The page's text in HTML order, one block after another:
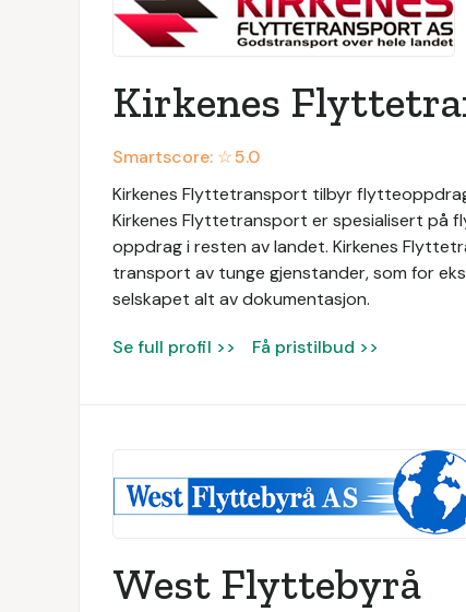
Kirkenes
Smartscore: ☆5.0
Kirkenes Flyttetransport tilbyr
Kirkenes Flyttetransport er spesialisert på
oppdrag i resten av landet. Kirkenes
transport av tunge gjenstander, som for
selskapet alt av dokumentasjon.
Se full profil >> Få pristilbud >>
West Flyttebyrå